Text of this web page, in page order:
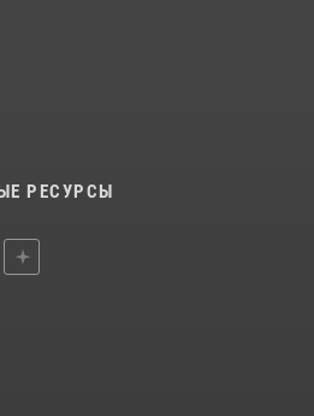
РЕСУРСЫ